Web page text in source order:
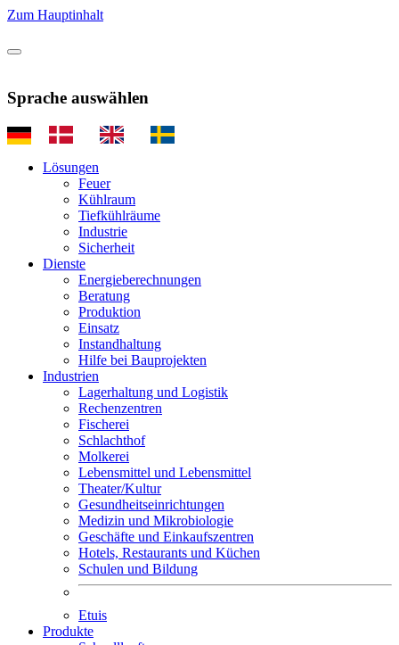
Zum Hauptinhalt
Sprache auswählen
Lösungen
Feuer
Kühlraum
Tiefkühlräume
Industrie
Sicherheit
Dienste
Energieberechnungen
Beratung
Produktion
Einsatz
Instandhaltung
Hilfe bei Bauprojekten
Industrien
Lagerhaltung und Logistik
Rechenzentren
Fischerei
Schlachthof
Molkerei
Lebensmittel und Lebensmittel
Theater/Kultur
Gesundheitseinrichtungen
Medizin und Mikrobiologie
Geschäfte und Einkaufszentren
Hotels, Restaurants und Küchen
Schulen und Bildung
Etuis
Produkte